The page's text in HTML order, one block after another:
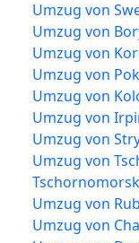
Umzug von
Umzug von
Umzug von
Umzug von
Umzug von
Umzug von
Umzug von
Umzug von
Tschornomorsk
Umzug von
Umzug von